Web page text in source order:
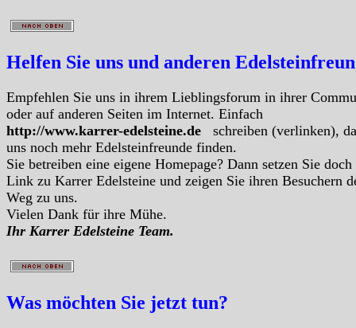
Helfen Sie uns und anderen
Empfehlen Sie uns in ihrem Lieblingsforum in ihrer
oder auf anderen Seiten im Internet. Einfach
http://www.karrer-edelsteine.de
schreiben (verlinken),
uns noch mehr Edelsteinfreunde finden.
Sie betreiben eine eigene Homepage? Dann setzen Sie doch
Link zu Karrer Edelsteine und zeigen Sie ihren Besuchern
Weg zu uns.
Vielen Dank für ihre Mühe.
Ihr Karrer Edelsteine Team.
Was möchten Sie jetzt tun?